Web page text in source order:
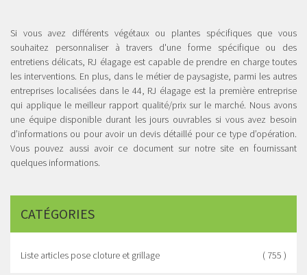
Si vous avez différents végétaux ou plantes spécifiques que vous
souhaitez personnaliser à travers d'une forme spécifique ou des
entretiens délicats, RJ élagage est capable de prendre en charge toutes
les interventions. En plus, dans le métier de paysagiste, parmi les autres
entreprises localisées dans le 44, RJ élagage est la première entreprise
qui applique le meilleur rapport qualité/prix sur le marché. Nous avons
une équipe disponible durant les jours ouvrables si vous avez besoin
d’informations ou pour avoir un devis détaillé pour ce type d’opération.
Vous pouvez aussi avoir ce document sur notre site en fournissant
quelques informations.
CATÉGORIES
Liste articles pose cloture et grillage ( 755 )